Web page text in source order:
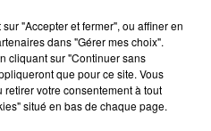
03/01/2025 À 12H00
"Accepter et fermer", ou affiner en
dans "Gérer mes choix".
cliquant sur "Continuer sans
que pour ce site. Vous
votre consentement à tout
situé en bas de chaque page.